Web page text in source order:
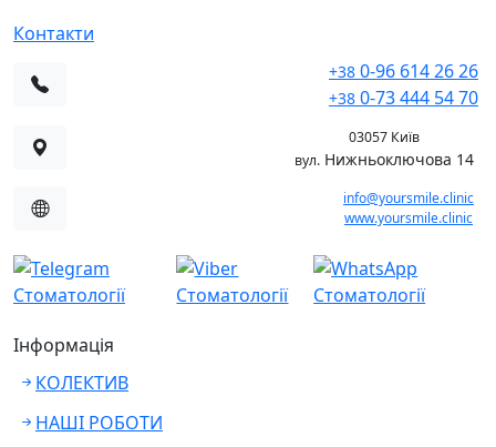
Контакти
+38 0-96 614 26 26
+38 0-73 444 54 70
03057 Київ
вул. Нижньоключова 14
info@yoursmile.clinic
www.yoursmile.clinic
Інформація
КОЛЕКТИВ
НАШІ РОБОТИ